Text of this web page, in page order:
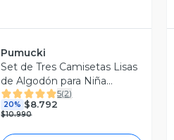
Pumucki
Set de Tres Camisetas Lisas
de Algodón para Niña
Pumucki
5(2)
20% $8.792
$10.990